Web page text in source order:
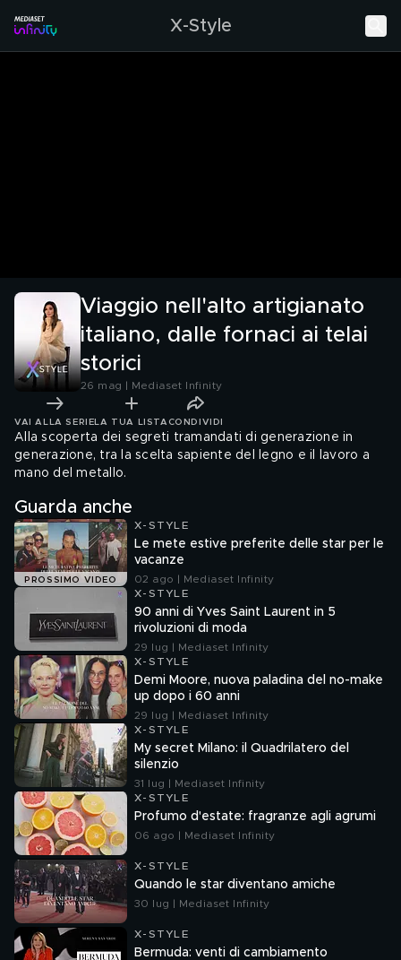
X-Style
Viaggio nell'alto artigianato
italiano, dalle fornaci ai telai
storici
26 mag | Mediaset Infinity
VAI ALLA SERIE LA TUA LISTA CONDIVIDI
Alla scoperta dei segreti tramandati di generazione in
generazione, tra la scelta sapiente del legno e il lavoro a
mano del metallo.
Guarda anche
PROSSIMO VIDEO
X-STYLE
Le mete estive preferite delle star per le
vacanze
02 ago | Mediaset Infinity
X-STYLE
90 anni di Yves Saint Laurent in 5
rivoluzioni di moda
29 lug | Mediaset Infinity
X-STYLE
Demi Moore, nuova paladina del no-make
up dopo i 60 anni
29 lug | Mediaset Infinity
X-STYLE
My secret Milano: il Quadrilatero del
silenzio
31 lug | Mediaset Infinity
X-STYLE
Profumo d'estate: fragranze agli agrumi
06 ago | Mediaset Infinity
X-STYLE
Quando le star diventano amiche
30 lug | Mediaset Infinity
X-STYLE
Bermuda: venti di cambiamento